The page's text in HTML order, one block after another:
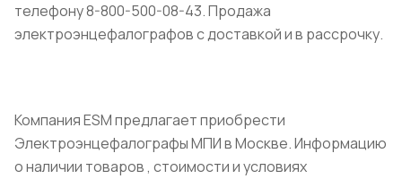
телефону 8-800-500-08-43. Продажа
электроэнцефалографов с доставкой и в рассрочку.
Компания ESM предлагает приобрести
Электроэнцефалографы МПИ в Москве. Информацию
о наличии товаров , стоимости и условиях